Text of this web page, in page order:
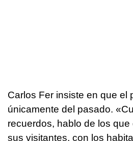
Carlos Fer insiste en que el
únicamente del pasado.
recuerdos, hablo de los
sus visitantes, con los